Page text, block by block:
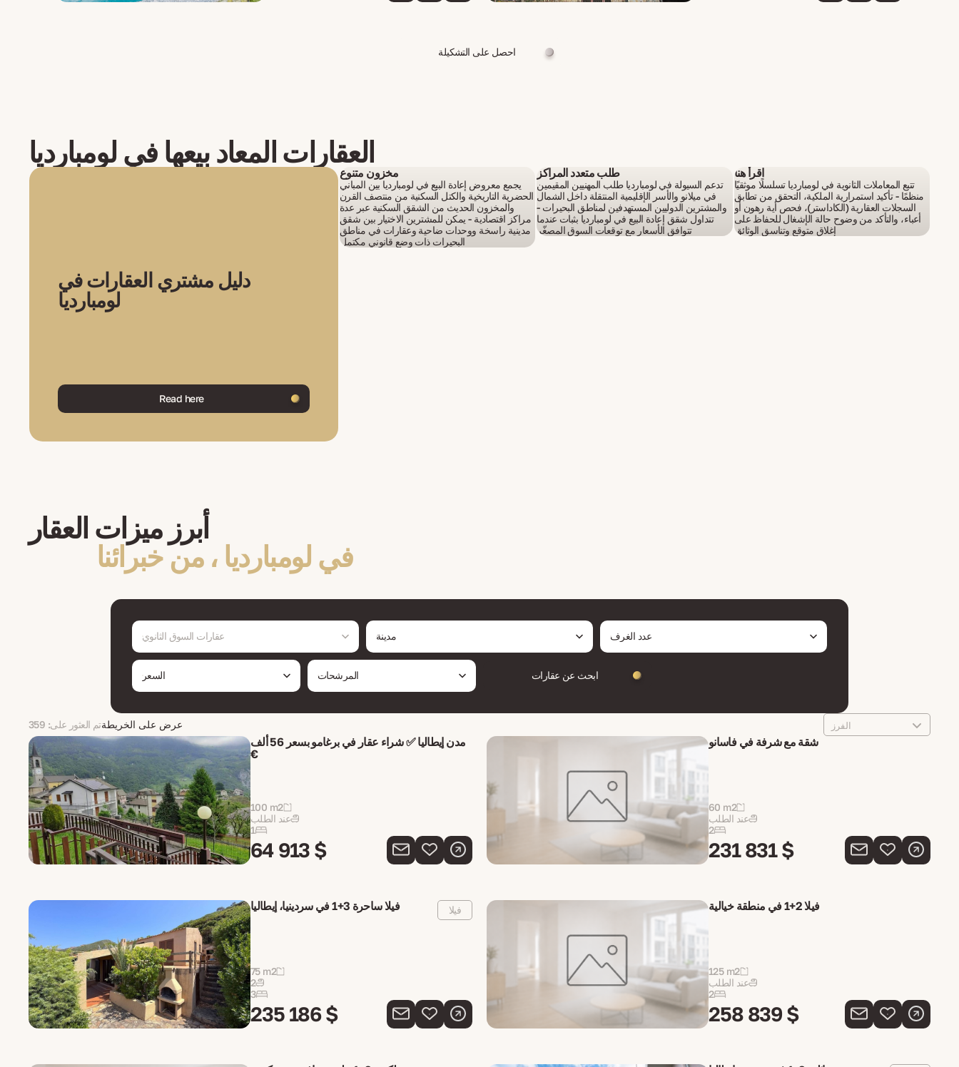
احصل على التشكيلة
العقارات المعاد بيعها في لومبارديا
دليل مشتري العقارات في
لومبارديا
Read here
مخزون متنوع
يجمع معروض إعادة البيع في لومبارديا بين المباني
الحضرية التاريخية والكتل السكنية من منتصف القرن
والمخزون الحديث من الشقق السكنية عبر عدة
مراكز اقتصادية - يمكن للمشترين الاختيار بين شقق
مدينية راسخة ووحدات ضاحية وعقارات في مناطق
البحيرات ذات وضع قانوني مكتمل
طلب متعدد المراكز
تدعم السيولة في لومبارديا طلب المهنيين المقيمين
في ميلانو والأسر الإقليمية المنتقلة داخل الشمال
والمشترين الدوليين المستهدفين لمناطق البحيرات -
تتداول شقق إعادة البيع في لومبارديا بثبات عندما
تتوافق الأسعار مع توقعات السوق المصغّر
اقرأ هنا
تتبع المعاملات الثانوية في لومبارديا تسلسلًا موثقيًا
منظمًا - تأكيد استمرارية الملكية، التحقق من تطابق
السجلات العقارية (الكاداستر)، فحص أية رهون أو
أعباء، والتأكد من وضوح حالة الإشغال للحفاظ على
إغلاق متوقع وتناسق الوثائق
أبرز ميزات العقار
في لومبارديا ، من خبرائنا
عقارات السوق الثانوي مدينة عدد الغرف
السعر المرشحات ابحث عن عقارات
تم العثور على: 359عرض على الخريطة الفرز
مدن إيطاليا ✅ شراء عقار في برغامو بسعر 56 ألف
€
100 m2
عند الطلب
1
64 913 $
شقة مع شرفة في فاسانو
60 m2
عند الطلب
2
231 831 $
فيلا ساحرة 3+1 في سردينيا، إيطاليا فيلا
75 m2
2
3
235 186 $
فيلا 2+1 في منطقة خيالية
125 m2
عند الطلب
2
258 839 $